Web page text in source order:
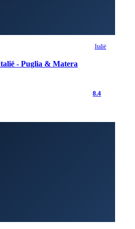
Italië
- Puglia & Matera
8.4